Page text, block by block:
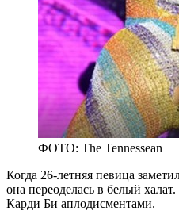
ФОТО: The Tennessean
Когда 26-летняя певица
она переоделась в белый
Карди Би аплодисментами.